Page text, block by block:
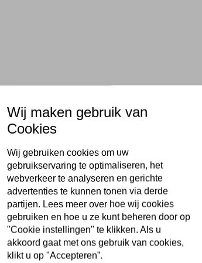
Wij maken gebruik van
Cookies
Wij gebruiken cookies om uw
gebruikservaring te optimaliseren, het
webverkeer te analyseren en gerichte
advertenties te kunnen tonen via derde
partijen. Lees meer over hoe wij cookies
gebruiken en hoe u ze kunt beheren door op
"Cookie instellingen" te klikken. Als u
akkoord gaat met ons gebruik van cookies,
klikt u op "Accepteren”.